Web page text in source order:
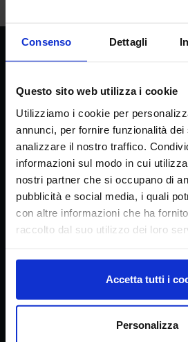
Consenso Dettagli
Questo sito web utilizza i cookie
Utilizziamo i cookie per
annunci, per fornire funzionalità
analizzare il nostro traffico.
informazioni sul modo in cui
nostri partner che si occupano di
pubblicità e social media, i quali
con altre informazioni che ha
raccolto dal suo utilizzo dei loro
Accetta tutti i
Personalizza
Consiglio per la
l’analisi
Sede principale
Via della Navicella 2/4, 00184 Roma
Partita IVA 08183101008
C.F.: 97231970589
Contatti
emailcrea@crea.gov.it